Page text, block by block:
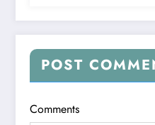
POST
Comments